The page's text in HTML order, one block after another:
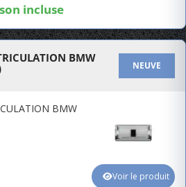
incluse
BMW
NEUVE
BMW
Voir le produit